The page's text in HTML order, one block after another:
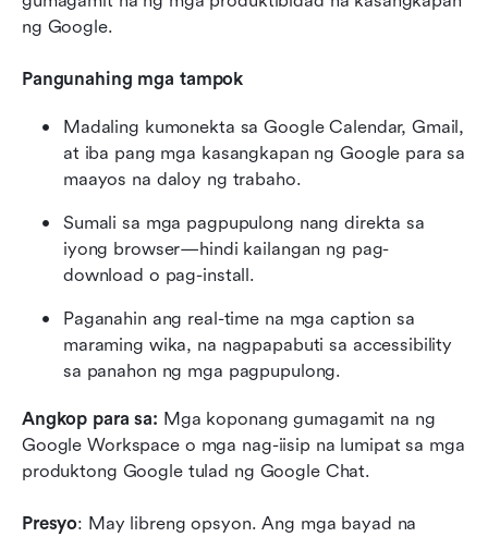
ng Google.
Pangunahing mga tampok
Madaling kumonekta sa Google Calendar, Gmail,
at iba pang mga kasangkapan ng Google para sa
maayos na daloy ng trabaho.
Sumali sa mga pagpupulong nang direkta sa
iyong browser—hindi kailangan ng pag-
download o pag-install.
Paganahin ang real-time na mga caption sa
maraming wika, na nagpapabuti sa accessibility
sa panahon ng mga pagpupulong.
Angkop para sa: Mga koponang gumagamit na ng
Google Workspace o mga nag-iisip na lumipat sa mga
produktong Google tulad ng Google Chat.
Presyo: May libreng opsyon. Ang mga bayad na